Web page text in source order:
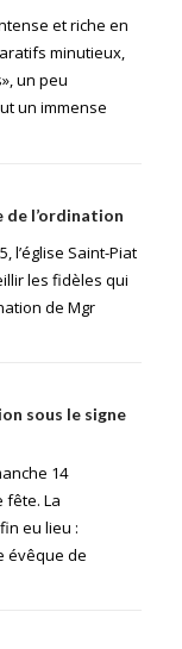
et riche en
minutieux,
un peu
un immense
de l’ordination
l’église Saint-Piat
les fidèles qui
de Mgr
sous le signe
14
fête. La
eu lieu :
évêque de